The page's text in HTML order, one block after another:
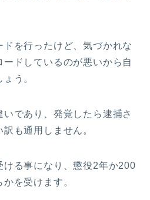
を行ったけど、気づかれな
ドしているのが悪いから自
う。
であり、発覚したら逮捕さ
も通用しません。
ける事になり、懲役2年か200
を受けます。